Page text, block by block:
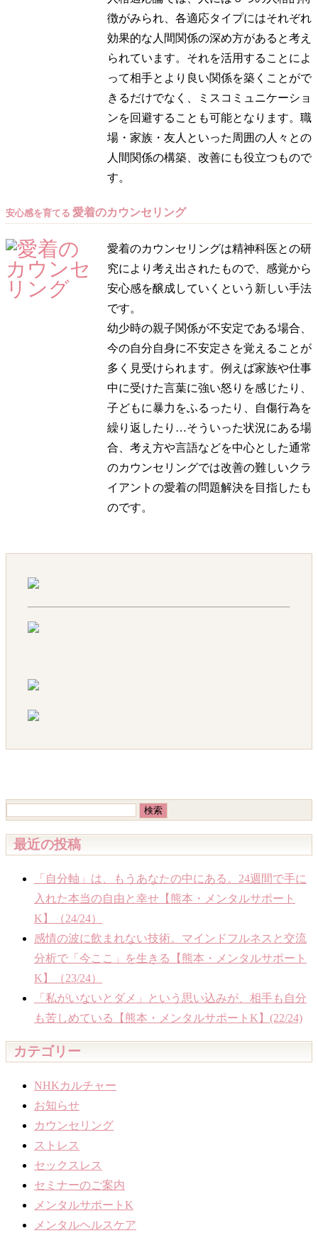
徴がみられ、各適応タイプにはそれぞれ
効果的な人間関係の深め方があると考え
られています。それを活用することによ
って相手とより良い関係を築くことがで
きるだけでなく、ミスコミュニケーショ
ンを回避することも可能となります。職
場・家族・友人といった周囲の人々との
人間関係の構築、改善にも役立つもので
す。
安心感を育てる 愛着のカウンセリング
愛着のカウンセリングは精神科医との研
究により考え出されたもので、感覚から
安心感を醸成していくという新しい手法
です。
幼少時の親子関係が不安定である場合、
今の自分自身に不安定さを覚えることが
多く見受けられます。例えば家族や仕事
中に受けた言葉に強い怒りを感じたり、
子どもに暴力をふるったり、自傷行為を
繰り返したり…そういった状況にある場
合、考え方や言語などを中心とした通常
のカウンセリングでは改善の難しいクラ
イアントの愛着の問題解決を目指したも
のです。
最近の投稿
「自分軸」は、もうあなたの中にある。24週間で手に
入れた本当の自由と幸せ【熊本・メンタルサポート
K】（24/24）
感情の波に飲まれない技術。マインドフルネスと交流
分析で「今ここ」を生きる【熊本・メンタルサポート
K】（23/24）
「私がいないとダメ」という思い込みが、相手も自分
も苦しめている【熊本・メンタルサポートK】(22/24)
カテゴリー
NHKカルチャー
お知らせ
カウンセリング
ストレス
セックスレス
セミナーのご案内
メンタルサポートK
メンタルヘルスケア